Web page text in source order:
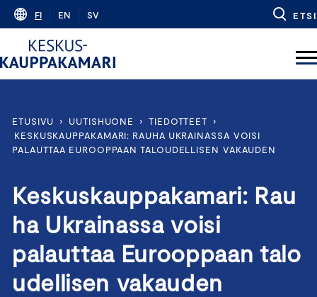
Skip
content
FI EN SV ETSI
ETUSIVU › UUTISHUONE › TIEDOTTEET
›
KESKUSKAUPPAKAMARI: RAUHA UKRAINASSA VOISI
PALAUTTAA EUROOPPAAN TALOUDELLISEN VAKAUDEN
Keskuskauppakamari: Rau
ha Ukrainassa voisi
palauttaa Eurooppaan talo
udellisen vakauden